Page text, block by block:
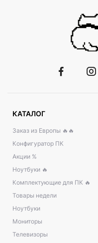
КАТАЛОГ
Заказ из Европы 🔥🔥
Конфигуратор ПК
Акции %
Ноутбуки 🔥
Комплектующие для ПК 🔥
Товары недели
Ноутбуки
Мониторы
Телевизоры